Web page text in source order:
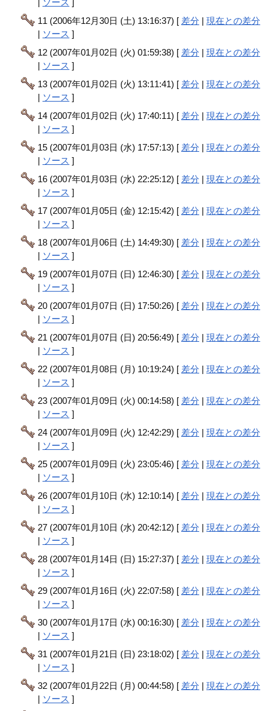
11 (2006年12月30日 (土) 13:16:37) [ 差分 |現在との差分
| ソース ]
12 (2007年01月02日 (火) 01:59:38) [ 差分 |現在との差分
| ソース ]
13 (2007年01月02日 (火) 13:11:41) [ 差分 |現在との差分
| ソース ]
14 (2007年01月02日 (火) 17:40:11) [ 差分 |現在との差分
| ソース ]
15 (2007年01月03日 (水) 17:57:13) [ 差分 |現在との差分
| ソース ]
16 (2007年01月03日 (水) 22:25:12) [ 差分 |現在との差分
| ソース ]
17 (2007年01月05日 (金) 12:15:42) [ 差分 |現在との差分
| ソース ]
18 (2007年01月06日 (土) 14:49:30) [ 差分 |現在との差分
| ソース ]
19 (2007年01月07日 (日) 12:46:30) [ 差分 |現在との差分
| ソース ]
20 (2007年01月07日 (日) 17:50:26) [ 差分 |現在との差分
| ソース ]
21 (2007年01月07日 (日) 20:56:49) [ 差分 |現在との差分
| ソース ]
22 (2007年01月08日 (月) 10:19:24) [ 差分 |現在との差分
| ソース ]
23 (2007年01月09日 (火) 00:14:58) [ 差分 |現在との差分
| ソース ]
24 (2007年01月09日 (火) 12:42:29) [ 差分 |現在との差分
| ソース ]
25 (2007年01月09日 (火) 23:05:46) [ 差分 |現在との差分
| ソース ]
26 (2007年01月10日 (水) 12:10:14) [ 差分 |現在との差分
| ソース ]
27 (2007年01月10日 (水) 20:42:12) [ 差分 |現在との差分
| ソース ]
28 (2007年01月14日 (日) 15:27:37) [ 差分 |現在との差分
| ソース ]
29 (2007年01月16日 (火) 22:07:58) [ 差分 |現在との差分
| ソース ]
30 (2007年01月17日 (水) 00:16:30) [ 差分 |現在との差分
| ソース ]
31 (2007年01月21日 (日) 23:18:02) [ 差分 |現在との差分
| ソース ]
32 (2007年01月22日 (月) 00:44:58) [ 差分 |現在との差分
| ソース ]